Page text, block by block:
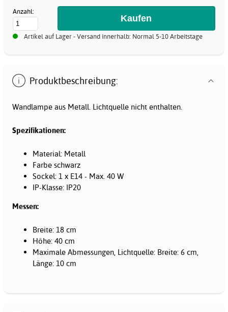
Anzahl:
Artikel auf Lager - Versand innerhalb: Normal 5-10 Arbeitstage
Produktbeschreibung:
Wandlampe aus Metall. Lichtquelle nicht enthalten.
Spezifikationen:
Material: Metall
Farbe schwarz
Sockel: 1 x E14 - Max. 40 W
IP-Klasse: IP20
Messen:
Breite: 18 cm
Höhe: 40 cm
Maximale Abmessungen, Lichtquelle: Breite: 6 cm,
Länge: 10 cm